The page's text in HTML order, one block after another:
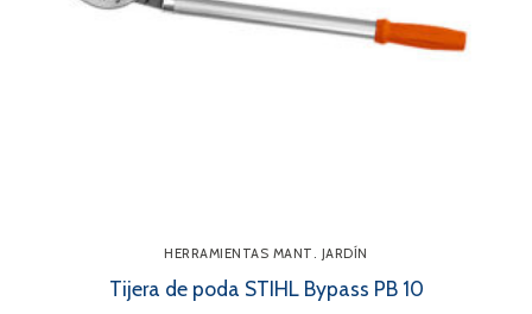
HERRAMIENTAS MANT. JARDÍN
Tijera de poda STIHL Bypass PB 10